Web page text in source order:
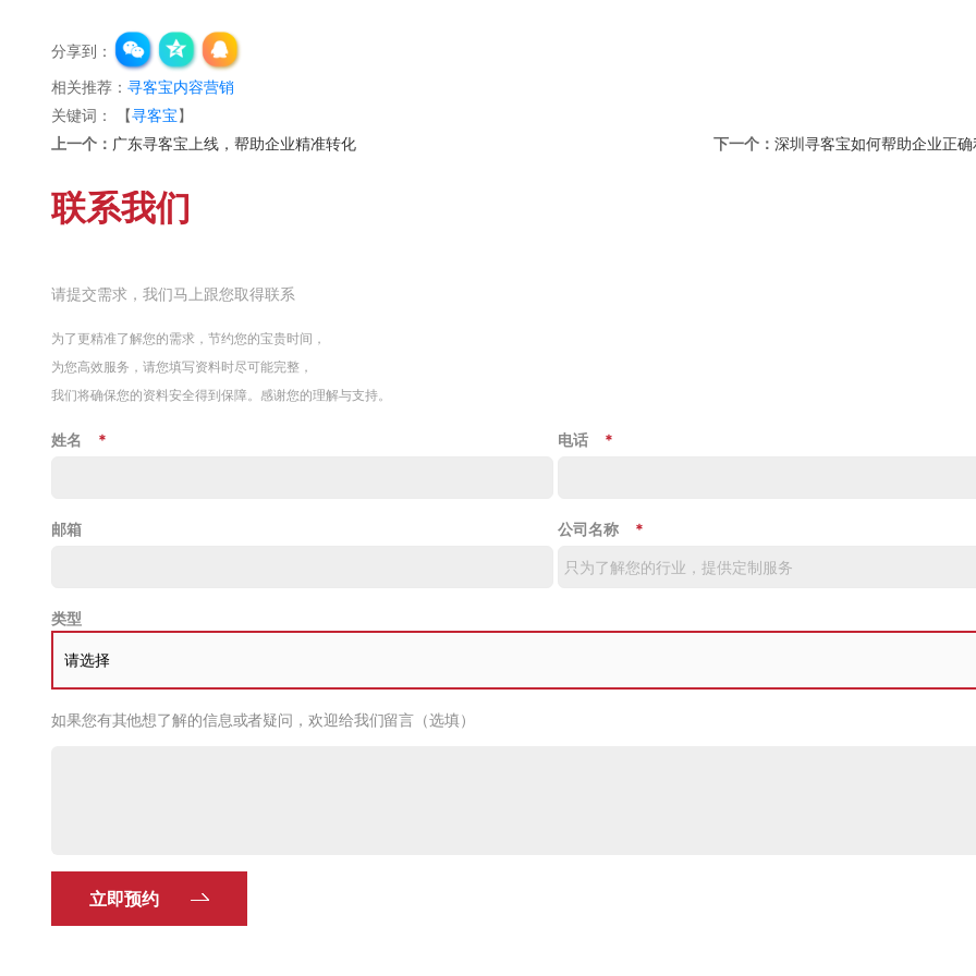
分享到：
相关推荐： 寻客宝内容营销
关键词：
【寻客宝】
上一个： 广东寻客宝上线，帮助企业精准转化 下一个： 深圳寻客宝如何帮助企业正
联系我们
请提交需求，我们马上跟您取得联系
为了更精准了解您的需求，节约您的宝贵时间，
为您高效服务，请您填写资料时尽可能完整，
我们将确保您的资料安全得到保障。感谢您的理解与支持。
姓名 * 电话 *
邮箱 公司名称 *
类型
请选择
如果您有其他想了解的信息或者疑问，欢迎给我们留言（选填）
立即预约